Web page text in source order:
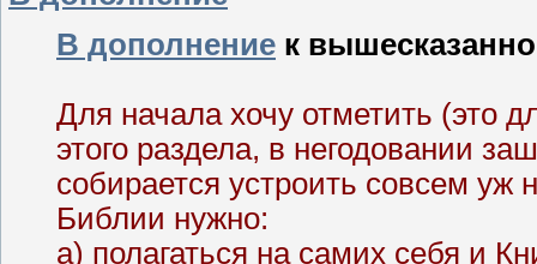
В дополнение к
Для начала хочу отметить (это
этого раздела, в негодовании
собирается устроить совсем уж
Библии нужно:
а) полагаться на самих себя и